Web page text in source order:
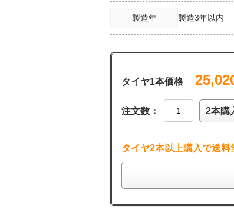
製造年 製造3年以内
タイヤ1本価格
注文数： 2本購
タイヤ2本以上購入で送料